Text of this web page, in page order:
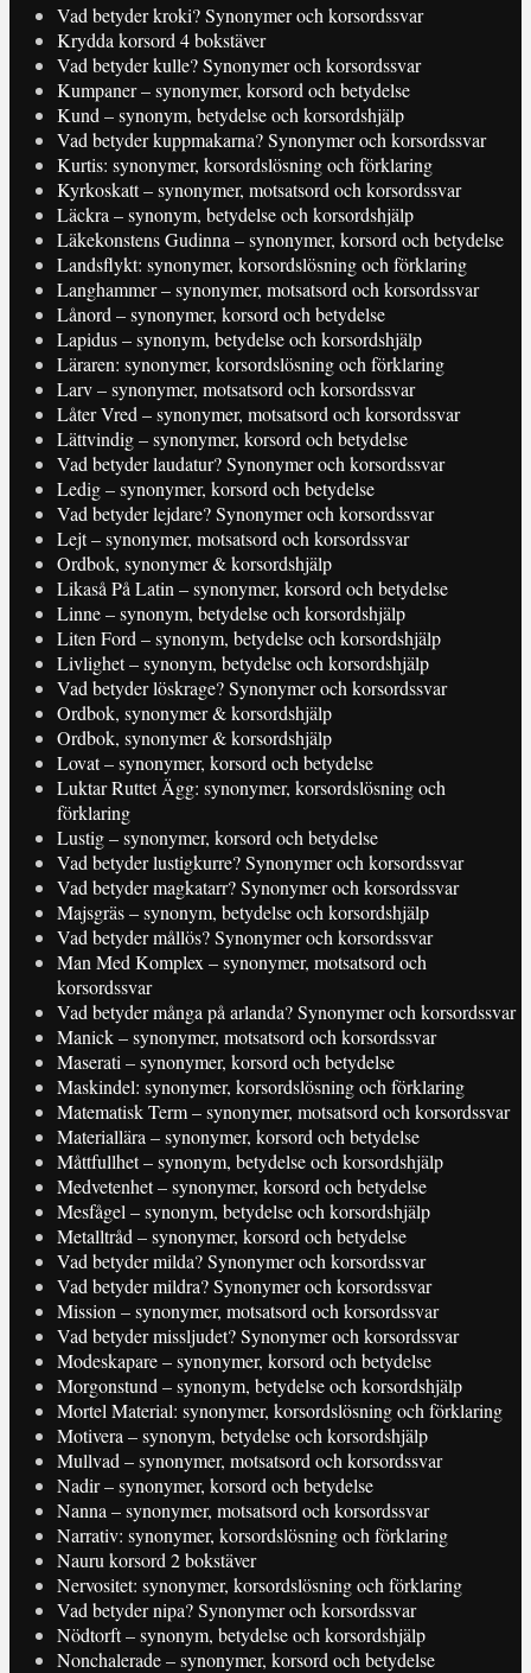
Vad betyder kroki? Synonymer och korsordssvar
Krydda korsord 4 bokstäver
Vad betyder kulle? Synonymer och korsordssvar
Kumpaner – synonymer, korsord och betydelse
Kund – synonym, betydelse och korsordshjälp
Vad betyder kuppmakarna? Synonymer och korsordssvar
Kurtis: synonymer, korsordslösning och förklaring
Kyrkoskatt – synonymer, motsatsord och korsordssvar
Läckra – synonym, betydelse och korsordshjälp
Läkekonstens Gudinna – synonymer, korsord och betydelse
Landsflykt: synonymer, korsordslösning och förklaring
Langhammer – synonymer, motsatsord och korsordssvar
Lånord – synonymer, korsord och betydelse
Lapidus – synonym, betydelse och korsordshjälp
Läraren: synonymer, korsordslösning och förklaring
Larv – synonymer, motsatsord och korsordssvar
Låter Vred – synonymer, motsatsord och korsordssvar
Lättvindig – synonymer, korsord och betydelse
Vad betyder laudatur? Synonymer och korsordssvar
Ledig – synonymer, korsord och betydelse
Vad betyder lejdare? Synonymer och korsordssvar
Lejt – synonymer, motsatsord och korsordssvar
Ordbok, synonymer & korsordshjälp
Likaså På Latin – synonymer, korsord och betydelse
Linne – synonym, betydelse och korsordshjälp
Liten Ford – synonym, betydelse och korsordshjälp
Livlighet – synonym, betydelse och korsordshjälp
Vad betyder löskrage? Synonymer och korsordssvar
Ordbok, synonymer & korsordshjälp
Ordbok, synonymer & korsordshjälp
Lovat – synonymer, korsord och betydelse
Luktar Ruttet Ägg: synonymer, korsordslösning och
förklaring
Lustig – synonymer, korsord och betydelse
Vad betyder lustigkurre? Synonymer och korsordssvar
Vad betyder magkatarr? Synonymer och korsordssvar
Majsgräs – synonym, betydelse och korsordshjälp
Vad betyder mållös? Synonymer och korsordssvar
Man Med Komplex – synonymer, motsatsord och
korsordssvar
Vad betyder många på arlanda? Synonymer och korsordssvar
Manick – synonymer, motsatsord och korsordssvar
Maserati – synonymer, korsord och betydelse
Maskindel: synonymer, korsordslösning och förklaring
Matematisk Term – synonymer, motsatsord och korsordssvar
Materiallära – synonymer, korsord och betydelse
Måttfullhet – synonym, betydelse och korsordshjälp
Medvetenhet – synonymer, korsord och betydelse
Mesfågel – synonym, betydelse och korsordshjälp
Metalltråd – synonymer, korsord och betydelse
Vad betyder milda? Synonymer och korsordssvar
Vad betyder mildra? Synonymer och korsordssvar
Mission – synonymer, motsatsord och korsordssvar
Vad betyder missljudet? Synonymer och korsordssvar
Modeskapare – synonymer, korsord och betydelse
Morgonstund – synonym, betydelse och korsordshjälp
Mortel Material: synonymer, korsordslösning och förklaring
Motivera – synonym, betydelse och korsordshjälp
Mullvad – synonymer, motsatsord och korsordssvar
Nadir – synonymer, korsord och betydelse
Nanna – synonymer, motsatsord och korsordssvar
Narrativ: synonymer, korsordslösning och förklaring
Nauru korsord 2 bokstäver
Nervositet: synonymer, korsordslösning och förklaring
Vad betyder nipa? Synonymer och korsordssvar
Nödtorft – synonym, betydelse och korsordshjälp
Nonchalerade – synonymer, korsord och betydelse